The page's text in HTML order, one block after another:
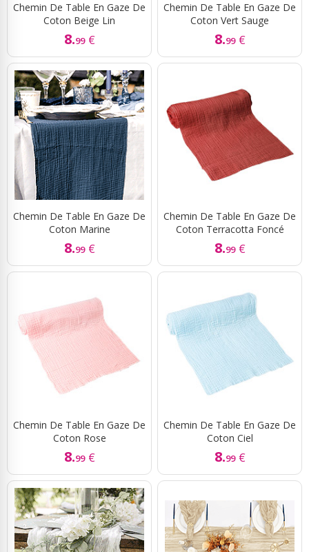
Chemin De Table En Gaze De
Coton Beige Lin
8.99 €
Chemin De Table En Gaze De
Coton Vert Sauge
8.99 €
Chemin De Table En Gaze De
Coton Marine
8.99 €
Chemin De Table En Gaze De
Coton Terracotta Foncé
8.99 €
Chemin De Table En Gaze De
Coton Rose
8.99 €
Chemin De Table En Gaze De
Coton Ciel
8.99 €